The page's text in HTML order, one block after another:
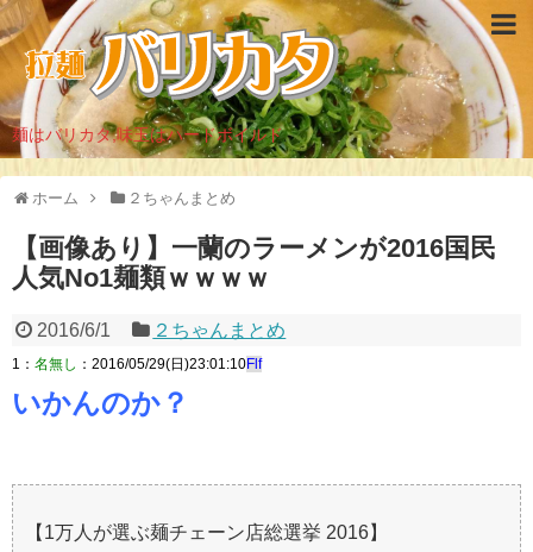
麺はバリカタ,味玉はハードボイルド
ホーム ２ちゃんまとめ
【画像あり】一蘭のラーメンが2016国民
人気No1麺類ｗｗｗｗ
2016/6/1 ２ちゃんまとめ
1： 名無し ：2016/05/29(日)23:01:10Flf
いかんのか？
【1万人が選ぶ麺チェーン店総選挙 2016】